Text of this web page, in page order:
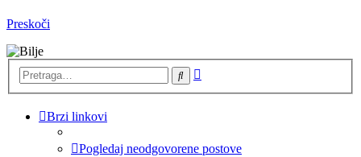
Preskoči
Pretraga
Brzi linkovi
Pogledaj neodgovorene postove